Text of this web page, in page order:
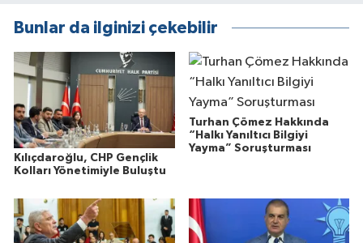
Bunlar da ilginizi çekebilir
Kılıçdaroğlu, CHP Gençlik
Kolları Yönetimiyle Buluştu
Turhan Çömez Hakkında
“Halkı Yanıltıcı Bilgiyi
Yayma” Soruşturması